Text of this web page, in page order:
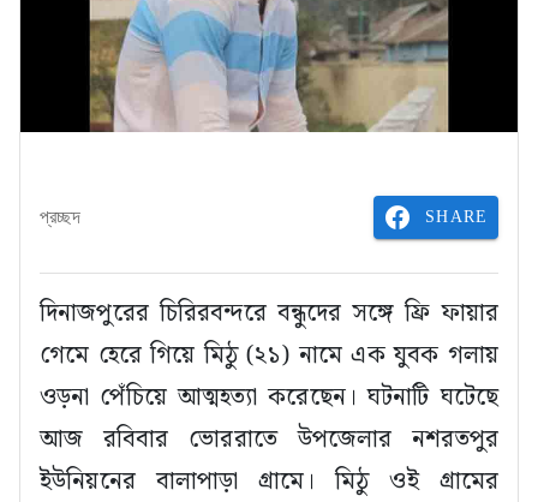
প্রচ্ছদ SHARE
দিনাজপুরের চিরিরবন্দরে বন্ধুদের সঙ্গে ফ্রি ফায়ার
গেমে হেরে গিয়ে মিঠু (২১) নামে এক যুবক গলায়
ওড়না পেঁচিয়ে আত্মহত্যা করেছেন। ঘটনাটি ঘটেছে
আজ রবিবার ভোররাতে উপজেলার নশরতপুর
ইউনিয়নের বালাপাড়া গ্রামে। মিঠু ওই গ্রামের